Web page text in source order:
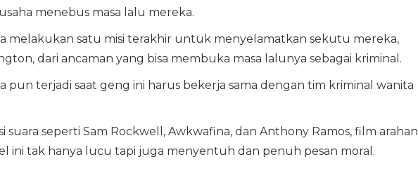
menebus masa lalu mereka.
melakukan satu misi terakhir untuk menyelamatkan sekutu mereka,
dari ancaman yang bisa membuka masa lalunya sebagai kriminal.
pun terjadi saat geng ini harus bekerja sama dengan tim kriminal wanita
suara seperti Sam Rockwell, Awkwafina, dan Anthony Ramos, film arahan
ini tak hanya lucu tapi juga menyentuh dan penuh pesan moral.